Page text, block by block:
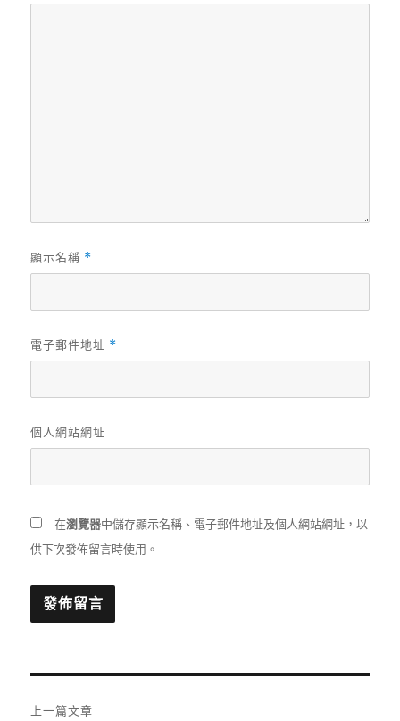
顯示名稱 *
電子郵件地址 *
個人網站網址
在瀏覽器中儲存顯示名稱、電子郵件地址及個人網站網址，以
供下次發佈留言時使用。
上一篇文章